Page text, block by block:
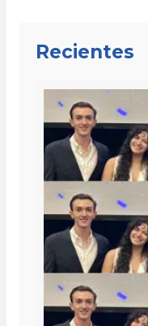
Recientes